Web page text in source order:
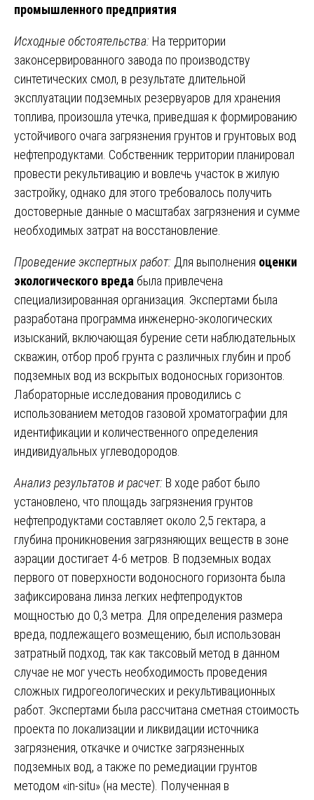
промышленного предприятия
Исходные обстоятельства: На территории
законсервированного завода по производству
синтетических смол, в результате длительной
эксплуатации подземных резервуаров для хранения
топлива, произошла утечка, приведшая к формированию
устойчивого очага загрязнения грунтов и грунтовых вод
нефтепродуктами. Собственник территории планировал
провести рекультивацию и вовлечь участок в жилую
застройку, однако для этого требовалось получить
достоверные данные о масштабах загрязнения и сумме
необходимых затрат на восстановление.
Проведение экспертных работ: Для выполнения оценки
экологического вреда была привлечена
специализированная организация. Экспертами была
разработана программа инженерно-экологических
изысканий, включающая бурение сети наблюдательных
скважин, отбор проб грунта с различных глубин и проб
подземных вод из вскрытых водоносных горизонтов.
Лабораторные исследования проводились с
использованием методов газовой хроматографии для
идентификации и количественного определения
индивидуальных углеводородов.
Анализ результатов и расчет: В ходе работ было
установлено, что площадь загрязнения грунтов
нефтепродуктами составляет около 2,5 гектара, а
глубина проникновения загрязняющих веществ в зоне
аэрации достигает 4-6 метров. В подземных водах
первого от поверхности водоносного горизонта была
зафиксирована линза легких нефтепродуктов
мощностью до 0,3 метра. Для определения размера
вреда, подлежащего возмещению, был использован
затратный подход, так как таксовый метод в данном
случае не мог учесть необходимость проведения
сложных гидрогеологических и рекультивационных
работ. Экспертами была рассчитана сметная стоимость
проекта по локализации и ликвидации источника
загрязнения, откачке и очистке загрязненных
подземных вод, а также по ремедиации грунтов
методом «in-situ» (на месте). Полученная в